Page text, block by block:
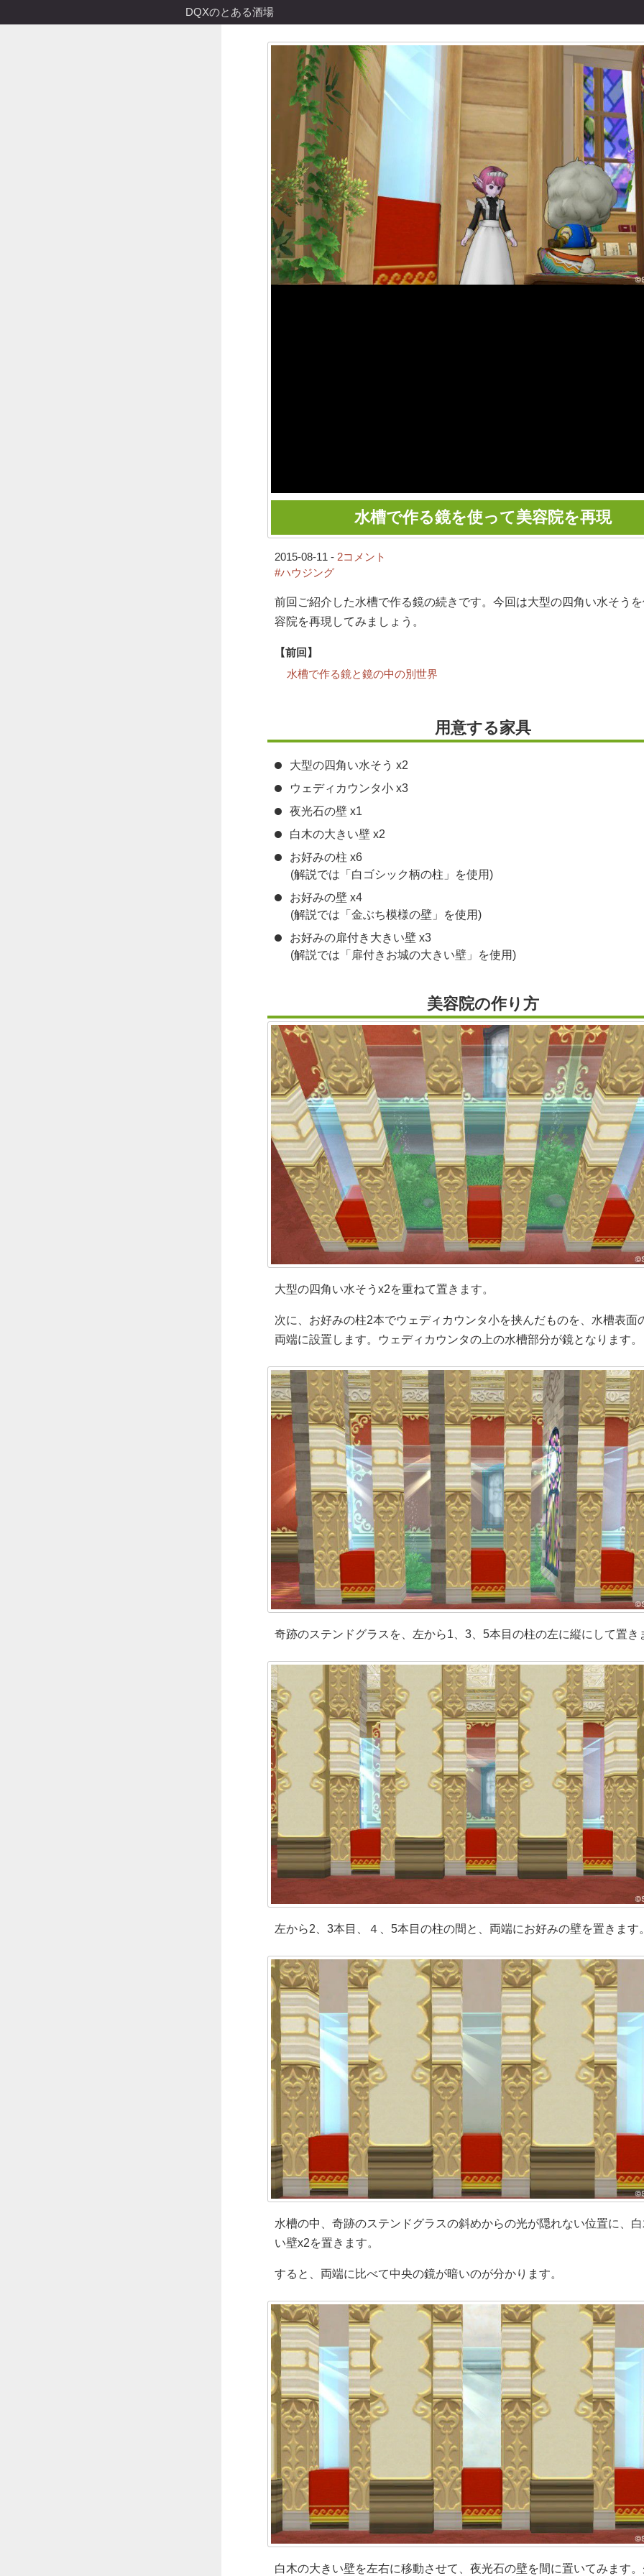
DQXのとある酒場
水槽で作る鏡を使って美容院を再現
2015-08-11 - 2コメント
#ハウジング
前回ご紹介した水槽で作る鏡の続きです。今回は大型の四角い水そう
容院を再現してみましょう。
【前回】
水槽で作る鏡と鏡の中の別世界
用意する家具
大型の四角い水そう x2
ウェディカウンタ小 x3
夜光石の壁 x1
白木の大きい壁 x2
お好みの柱 x6
(解説では「白ゴシック柄の柱」を使用)
お好みの壁 x4
(解説では「金ぶち模様の壁」を使用)
お好みの扉付き大きい壁 x3
(解説では「扉付きお城の大きい壁」を使用)
美容院の作り方
大型の四角い水そうx2を重ねて置きます。
次に、お好みの柱2本でウェディカウンタ小を挟んだものを、水槽表面
両端に設置します。ウェディカウンタの上の水槽部分が鏡となります。
奇跡のステンドグラスを、左から1、3、5本目の柱の左に縦にして置き
左から2、3本目、４、5本目の柱の間と、両端にお好みの壁を置きます
水槽の中、奇跡のステンドグラスの斜めからの光が隠れない位置に、
い壁x2を置きます。
すると、両端に比べて中央の鏡が暗いのが分かります。
白木の大きい壁を左右に移動させて、夜光石の壁を間に置いてみます